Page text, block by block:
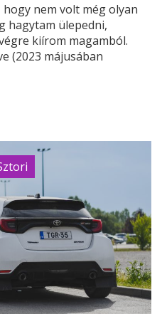
nem volt még olyan
hagytam ülepedni,
kiírom magamból.
(2023 májusában